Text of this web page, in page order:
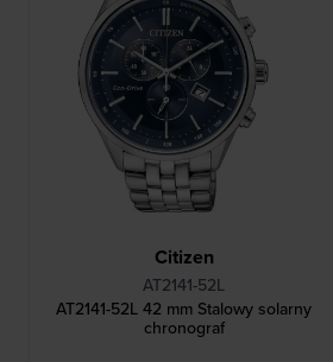
Citizen
AT2141-52L
AT2141-52L 42 mm Stalowy solarny
chronograf